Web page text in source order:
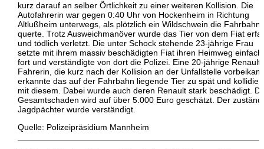
kurz darauf an selber Örtlichkeit zu einer weiteren Kollision. Die
Autofahrerin war gegen 0:40 Uhr von Hockenheim in Richtung
Altlußheim unterwegs, als plötzlich ein Wildschwein die Fahrbahn
querte. Trotz Ausweichmanöver wurde das Tier von dem Fiat
und tödlich verletzt. Die unter Schock stehende 23-jährige Frau
setzte mit ihrem massiv beschädigten Fiat ihren Heimweg einfach
fort und verständigte von dort die Polizei. Eine 20-jährige Renault-
Fahrerin, die kurz nach der Kollision an der Unfallstelle
erkannte das auf der Fahrbahn liegende Tier zu spät und
mit diesem. Dabei wurde auch deren Renault stark beschädigt.
Gesamtschaden wird auf über 5.000 Euro geschätzt. Der
Jagdpächter wurde verständigt.
Quelle: Polizeipräsidium Mannheim